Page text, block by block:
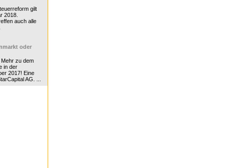
gilt
2018.
auch alle
oder
zu dem
in der
2017! Eine
AG. ...